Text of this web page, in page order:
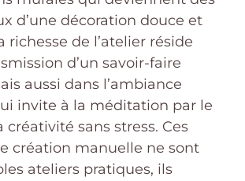
d’une décoration douce et
richesse de l’atelier réside
d’un savoir-faire
aussi dans l’ambiance
invite à la méditation par le
créativité sans stress. Ces
création manuelle ne sont
ateliers pratiques, ils